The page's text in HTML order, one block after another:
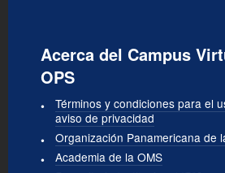
Acerca del Campus
OPS
Términos y condiciones para el
aviso de privacidad
Organización Panamericana de
Academia de la OMS